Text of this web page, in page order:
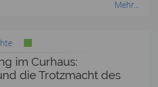
Mehr...
im Curhaus:
die Trotzmacht des